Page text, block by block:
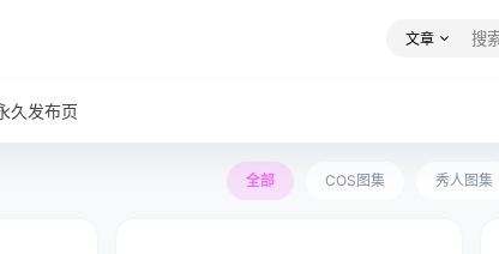
文章
久发布页
全部 COS图集 秀人图集